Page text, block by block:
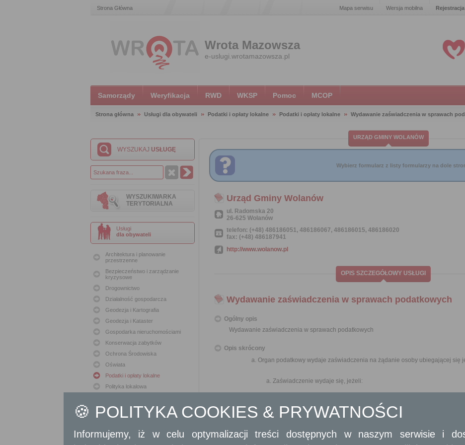
Strona Główna Mapa serwisu Wersja mobilna
Wrota Mazowsza
e-uslugi.wrotamazowsza.pl
Samorządy Weryfikacja RWD WKSP Pomoc MCOP
Strona główna Usługi dla obywateli Podatki i opłaty lokalne Podatki i opłaty lokalne Wydawanie zaświadczenia w sprawach
WYSZUKAJ USŁUGĘ
WYSZUKIWARKA
TERYTORIALNA
Usługi
dla obywateli
Architektura i planowanie
przestrzenne
Bezpieczeństwo i zarządzanie
kryzysowe
Drogownictwo
Działalność gospodarcza
Geodezja i Kartografia
Geodezja i Kataster
Gospodarka nieruchomościami
Konserwacja zabytków
Ochrona Środowiska
Oświata
Podatki i opłaty lokalne
Polityka lokalowa
Skargi i wnioski
Sport i Rekreacja
Sprawy komunalne
Sprawy komunikacyjne
URZĄD GMINY WOLANÓW
Wybierz formularz z listy formularzy na dole
Urząd Gminy Wolanów
ul. Radomska 20
26-625 Wolanów
telefon: (+48) 486186051, 486186067, 486186015, 486186020
fax: (+48) 486187941
http://www.wolanow.pl
OPIS SZCZEGÓŁOWY USŁUGI
Wydawanie zaświadczenia w sprawach podatkowych
Ogólny opis
Wydawanie zaświadczenia w sprawach podatkowych
Opis skrócony
Organ podatkowy wydaje zaświadczenia na żądanie osoby ubiegającej się
Zaświadczenie wydaje się, jeżeli:
urzędowego potwierdzenia określonych faktów lub stanu
potwierdzeniu określonych faktów lub stanu prawnego.
🍪 POLITYKA COOKIES & PRYWATNOŚCI
Informujemy, iż w celu optymalizacji treści dostępnych w naszym serwisie i